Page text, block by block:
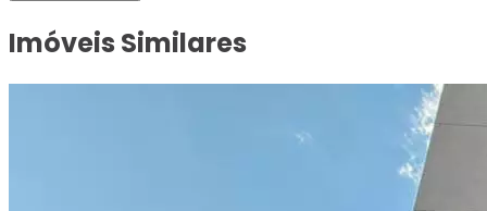
Imóveis Similares